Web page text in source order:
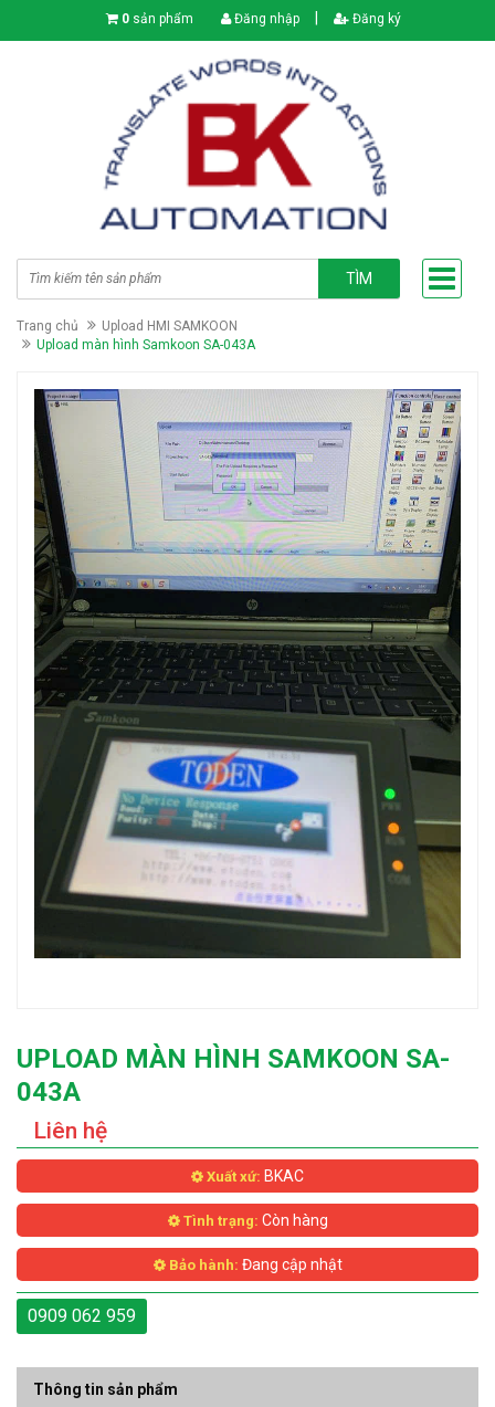
0 sản phẩm Đăng nhập Đăng ký
TÌM
Trang chủ
Upload HMI SAMKOON
Upload màn hình Samkoon SA-043A
UPLOAD MÀN HÌNH SAMKOON SA-
043A
Liên hệ
Xuất xứ: BKAC
Tình trạng: Còn hàng
Bảo hành: Đang cập nhật
0909 062 959
Thông tin sản phẩm